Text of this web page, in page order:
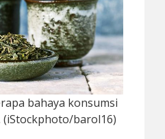
bahaya konsumsi
barol16)